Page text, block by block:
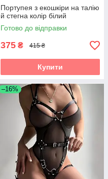
Портупея з екошкіри на талію
й стегна колір білий
Готово до відправки
375 ₴ 415 ₴
Купити
–16%